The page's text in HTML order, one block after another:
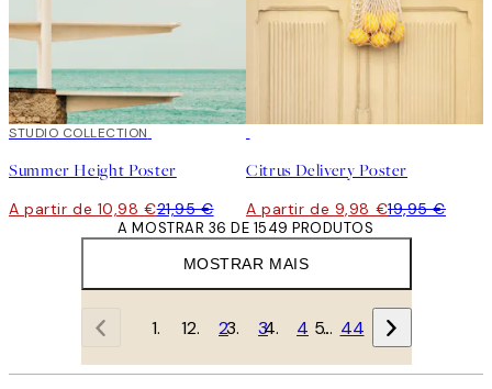
50%*
STUDIO COLLECTION
Summer Height Poster
A partir de 10,98 €21,95 €
Citrus Delivery Poster
A partir de 9,98 €19,95 €
MOSTRAR MAIS
A MOSTRAR 36 DE 1549 PRODUTOS
1 2 3 4 … 44